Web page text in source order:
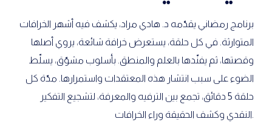
برنامج رمضاني يقدّمه د. هادي مراد، يكشف فيه أشهر الخرافات
المتوارثة. في كل حلقة، يستعرض خرافة شائعة، يروي أصلها
وقصتها، ثم يفنّدها بالعلم والمنطق. بأسلوب مشوّق، يسلّط
الضوء على سبب انتشار هذه المعتقدات واستمرارها. مدّة كل
حلقة 5 دقائق، تجمع بين الترفيه والمعرفة، لتشجيع التفكير